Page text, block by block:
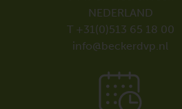
NEDERLAND
T +31(0)513 65 18 00
info@beckerdvp.nl